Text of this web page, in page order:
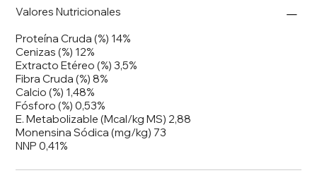
Valores Nutricionales
Proteína Cruda (%) 14%
Cenizas (%) 12%
Extracto Etéreo (%) 3,5%
Fibra Cruda (%) 8%
Calcio (%) 1,48%
Fósforo (%) 0,53%
E. Metabolizable (Mcal/kg MS) 2,88
Monensina Sódica (mg/kg) 73
NNP 0,41%